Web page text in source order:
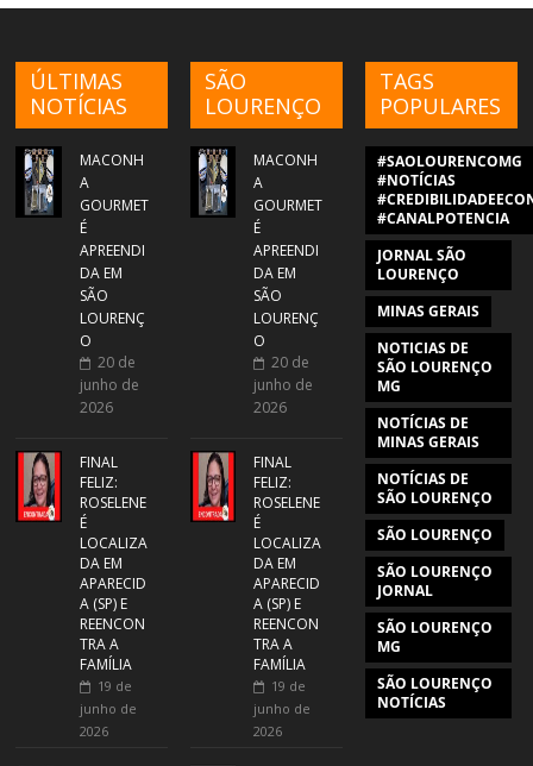
ÚLTIMAS
NOTÍCIAS
MACONH
A
GOURMET
É
APREENDI
DA EM
SÃO
LOURENÇ
O
20 de
junho de
2026
FINAL
FELIZ:
ROSELENE
É
LOCALIZA
DA EM
APARECID
A (SP) E
REENCON
TRA A
FAMÍLIA
19 de
junho de
2026
SÃO
LOURENÇO
MACONH
A
GOURMET
É
APREENDI
DA EM
SÃO
LOURENÇ
O
20 de
junho de
2026
FINAL
FELIZ:
ROSELENE
É
LOCALIZA
DA EM
APARECID
A (SP) E
REENCON
TRA A
FAMÍLIA
19 de
junho de
2026
TAGS
POPULARES
#SAOLOURENCOMG
#NOTÍCIAS
#CANALPOTENCIA
JORNAL SÃO
LOURENÇO
MINAS GERAIS
NOTICIAS DE
SÃO LOURENÇO
MG
NOTÍCIAS DE
MINAS GERAIS
NOTÍCIAS DE
SÃO LOURENÇO
SÃO LOURENÇO
SÃO LOURENÇO
JORNAL
SÃO LOURENÇO
MG
SÃO LOURENÇO
NOTÍCIAS